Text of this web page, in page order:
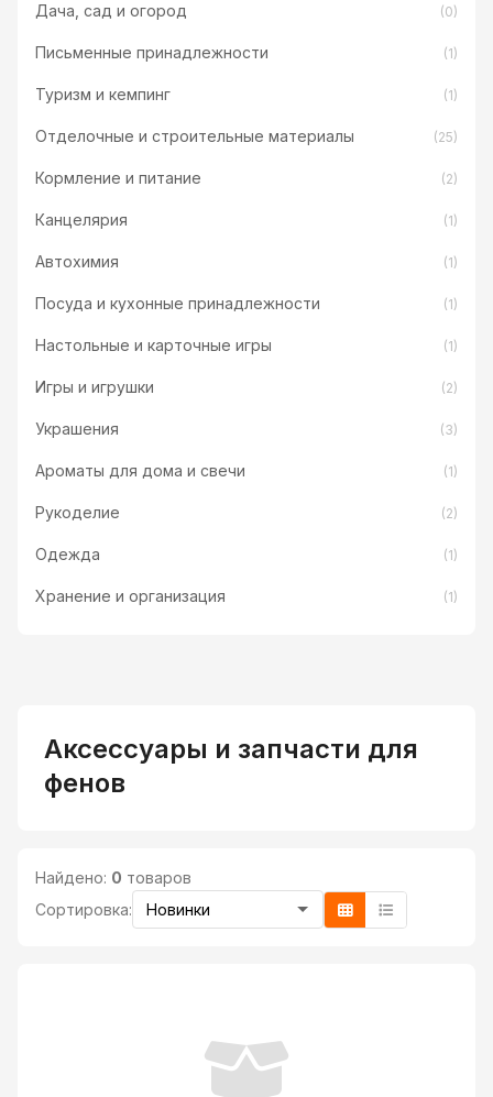
Дача, сад и огород (0)
Письменные принадлежности (1)
Туризм и кемпинг (1)
Отделочные и строительные материалы (25)
Кормление и питание (2)
Канцелярия (1)
Автохимия (1)
Посуда и кухонные принадлежности (1)
Настольные и карточные игры (1)
Игры и игрушки (2)
Украшения (3)
Ароматы для дома и свечи (1)
Рукоделие (2)
Одежда (1)
Хранение и организация (1)
Аксессуары и запчасти для
фенов
Найдено: 0 товаров
Сортировка: